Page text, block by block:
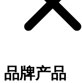
品牌产品